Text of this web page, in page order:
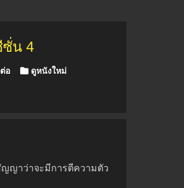
ซั่น 4
อ ดูหนังใหม่
ญญาว่าจะมีการตีความตัว